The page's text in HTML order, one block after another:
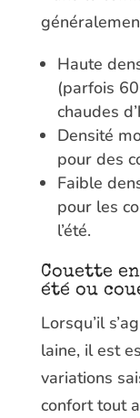
Haute
(parfois
chaudes
Densité
pour des
Faible
pour les
l’été.
Couette
été ou
Lorsqu’il
laine, il est
variations
confort tout